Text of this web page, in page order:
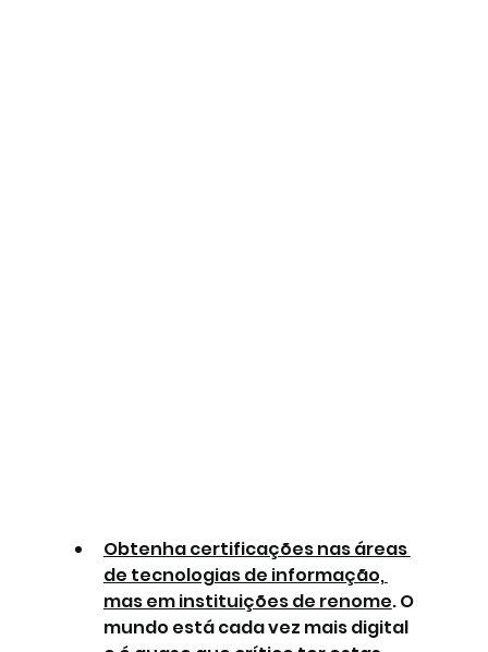
Obtenha certificações nas áreas
de tecnologias de informação,
mas em instituições de renome. O
mundo está cada vez mais digital